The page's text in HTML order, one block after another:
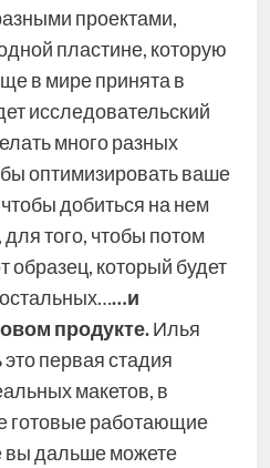
проектами,
пластине, которую
в мире принята в
исследовательский
много разных
оптимизировать ваше
добиться на нем
того, чтобы потом
образец, который будет
…и
продукте.Илья
первая стадия
макетов, в
готовые работающие
вы дальше можете